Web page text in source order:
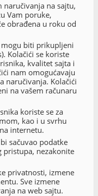
na sajtu,
Vam poruke,
obrađena u roku od
biti prikupljeni
Kolačići se koriste
kvalitet sajta i
nam omogućavaju
naručivanja. Kolačići
na vašem računaru
koriste se za
kao i u svrhu
internetu.
sačuvao podatke
pristupa, nezakonite
privatnosti, izmene
Sve izmene
na web sajtu.